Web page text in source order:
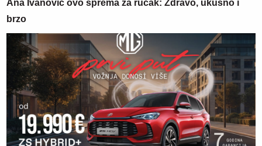
Ana Ivanović ovo sprema za ručak: Zdravo, ukusno i
brzo